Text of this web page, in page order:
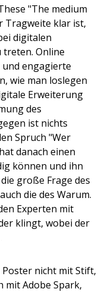
"The medium
Tragweite klar ist,
digitalen
treten. Online
engagierte
wie man loslegen
Erweiterung
des
ist nichts
Spruch "Wer
danach einen
können und ihn
große Frage des
die des Warum.
Experten mit
klingt, wobei der
nicht mit Stift,
mit Adobe Spark,